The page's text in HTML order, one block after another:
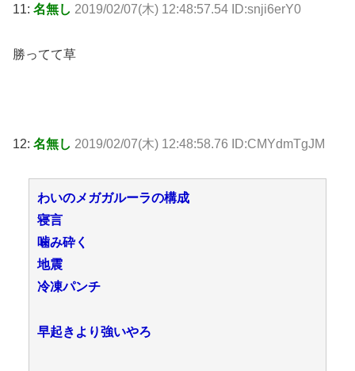
11: 名無し 2019/02/07(木) 12:48:57.54 ID:snji6erY0
勝ってて草
12: 名無し 2019/02/07(木) 12:48:58.76 ID:CMYdmTgJM
わいのメガガルーラの構成
寝言
噛み砕く
地震
冷凍パンチ
早起きより強いやろ